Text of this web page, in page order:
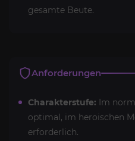
gesamte Beute.
Anforderungen
Charakterstufe: Im
optimal, im heroischen
erforderlich.